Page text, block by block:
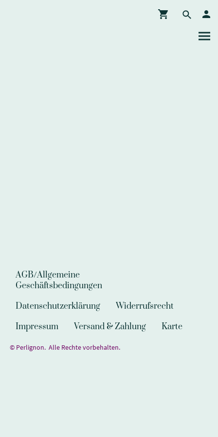
AGB/Allgemeine
Geschäftsbedingungen
Datenschutzerklärung
Widerrufsrecht
Impressum
Versand & Zahlung Karte
© Perlignon. Alle Rechte vorbehalten.